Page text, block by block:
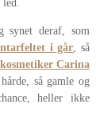
led.
deraf, som
i går, så
kosmetiker Carina
så gamle og
heller ikke